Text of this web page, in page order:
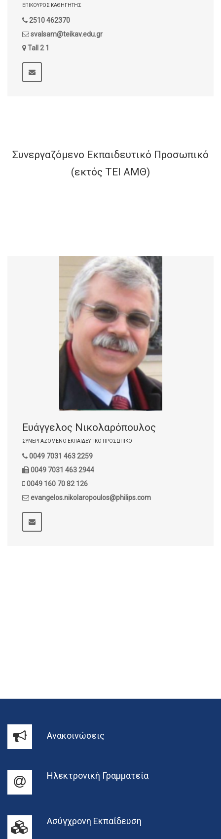
ΕΠΊΚΟΥΡΟΣ ΚΑΘΗΓΗΤΉΣ
2510 462370
svalsam@teikav.edu.gr
Tall 2 1
Συνεργαζόμενο Εκπαιδευτικό Προσωπικό
(εκτός ΤΕΙ ΑΜΘ)
Ευάγγελος Νικολαρόπουλος
ΣΥΝΕΡΓΑΖΌΜΕΝΟ ΕΚΠΑΙΔΕΥΤΙΚΌ ΠΡΟΣΩΠΙΚΌ
0049 7031 463 2259
0049 7031 463 2944
0049 160 70 82 126
evangelos.nikolaropoulos@philips.com
Ανακοινώσεις
Ηλεκτρονική Γραμματεία
Ασύγχρονη Εκπαίδευση